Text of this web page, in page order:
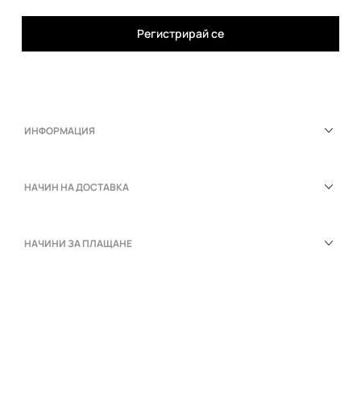
Регистрирай се
ИНФОРМАЦИЯ
НАЧИН НА ДОСТАВКА
НАЧИНИ ЗА ПЛАЩАНЕ